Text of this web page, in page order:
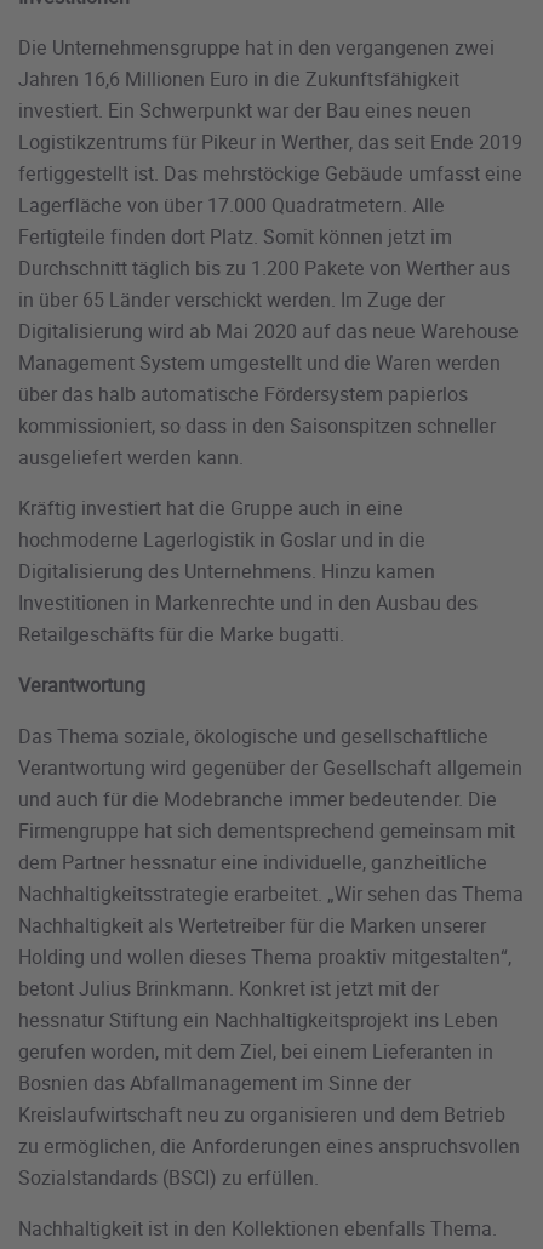
Die Unternehmensgruppe hat in den vergangenen zwei
Jahren 16,6 Millionen Euro in die Zukunftsfähigkeit
investiert. Ein Schwerpunkt war der Bau eines neuen
Logistikzentrums für Pikeur in Werther, das seit Ende 2019
fertiggestellt ist. Das mehrstöckige Gebäude umfasst eine
Lagerfläche von über 17.000 Quadratmetern. Alle
Fertigteile finden dort Platz. Somit können jetzt im
Durchschnitt täglich bis zu 1.200 Pakete von Werther aus
in über 65 Länder verschickt werden. Im Zuge der
Digitalisierung wird ab Mai 2020 auf das neue Warehouse
Management System umgestellt und die Waren werden
über das halb automatische Fördersystem papierlos
kommissioniert, so dass in den Saisonspitzen schneller
ausgeliefert werden kann.
Kräftig investiert hat die Gruppe auch in eine
hochmoderne Lagerlogistik in Goslar und in die
Digitalisierung des Unternehmens. Hinzu kamen
Investitionen in Markenrechte und in den Ausbau des
Retailgeschäfts für die Marke bugatti.
Verantwortung
Das Thema soziale, ökologische und gesellschaftliche
Verantwortung wird gegenüber der Gesellschaft allgemein
und auch für die Modebranche immer bedeutender. Die
Firmengruppe hat sich dementsprechend gemeinsam mit
dem Partner hessnatur eine individuelle, ganzheitliche
Nachhaltigkeitsstrategie erarbeitet. „Wir sehen das Thema
Nachhaltigkeit als Wertetreiber für die Marken unserer
Holding und wollen dieses Thema proaktiv mitgestalten“,
betont Julius Brinkmann. Konkret ist jetzt mit der
hessnatur Stiftung ein Nachhaltigkeitsprojekt ins Leben
gerufen worden, mit dem Ziel, bei einem Lieferanten in
Bosnien das Abfallmanagement im Sinne der
Kreislaufwirtschaft neu zu organisieren und dem Betrieb
zu ermöglichen, die Anforderungen eines anspruchsvollen
Sozialstandards (BSCI) zu erfüllen.
Nachhaltigkeit ist in den Kollektionen ebenfalls Thema.